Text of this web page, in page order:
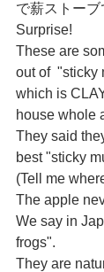
で薪ストーブ
Surprise!
These are
out of  "sticky
which is
house whole
They said
best "sticky
(Tell me
The apple
We say in
frogs".
They are